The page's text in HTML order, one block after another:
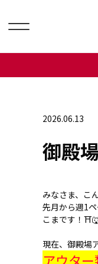
2026.06.13
御殿
みなさま、こ
先月から週1
こまです！
現在、御殿場
アウタ